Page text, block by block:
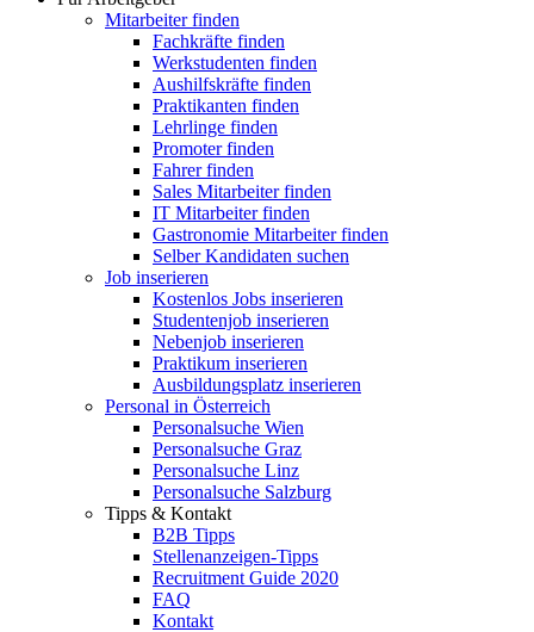
Mitarbeiter finden
Fachkräfte finden
Werkstudenten finden
Aushilfskräfte finden
Praktikanten finden
Lehrlinge finden
Promoter finden
Fahrer finden
Sales Mitarbeiter finden
IT Mitarbeiter finden
Gastronomie Mitarbeiter finden
Selber Kandidaten suchen
Job inserieren
Kostenlos Jobs inserieren
Studentenjob inserieren
Nebenjob inserieren
Praktikum inserieren
Ausbildungsplatz inserieren
Personal in Österreich
Personalsuche Wien
Personalsuche Graz
Personalsuche Linz
Personalsuche Salzburg
Tipps & Kontakt
B2B Tipps
Stellenanzeigen-Tipps
Recruitment Guide 2020
FAQ
Kontakt